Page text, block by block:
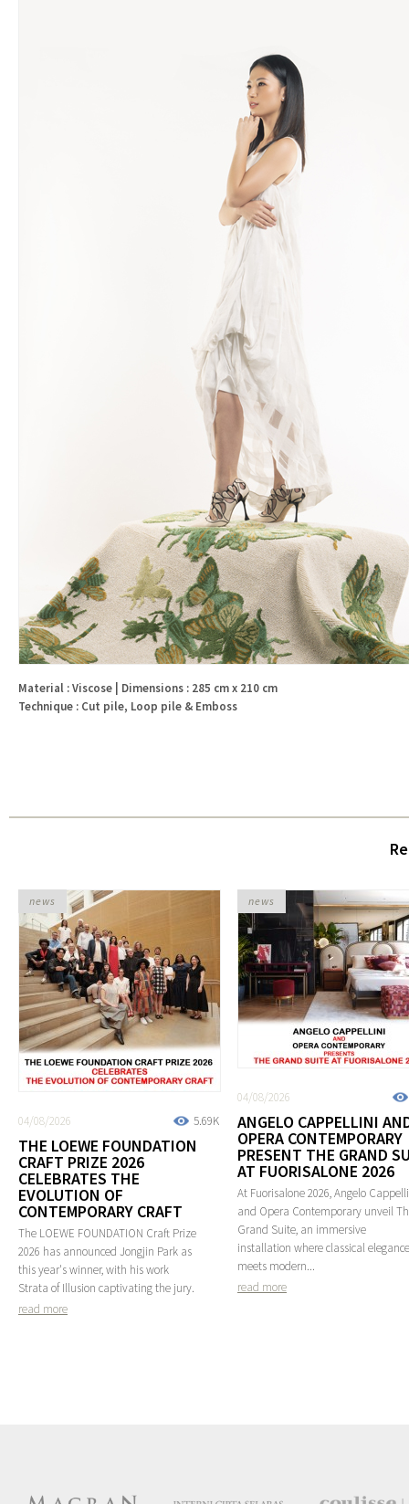
Material : Viscose | Dimensions : 285 cm x 210 cm
Technique : Cut pile, Loop pile & Emboss
5.69K
04/08/2026
THE LOEWE FOUNDATION
CRAFT PRIZE 2026
CELEBRATES THE
EVOLUTION OF
CONTEMPORARY CRAFT
The LOEWE FOUNDATION Craft Prize
2026 has announced Jongjin Park as
this year's winner, with his work
Strata of Illusion captivating the jury.
read more
news
04/08/2026
ANGELO CAPPELLINI
OPERA CONTEMPORARY
PRESENT THE GRAND
AT FUORISALONE 2026
At Fuorisalone 2026, Angelo
and Opera Contemporary unveil
Grand Suite, an immersive
installation where classical elegance
meets modern...
read more
news